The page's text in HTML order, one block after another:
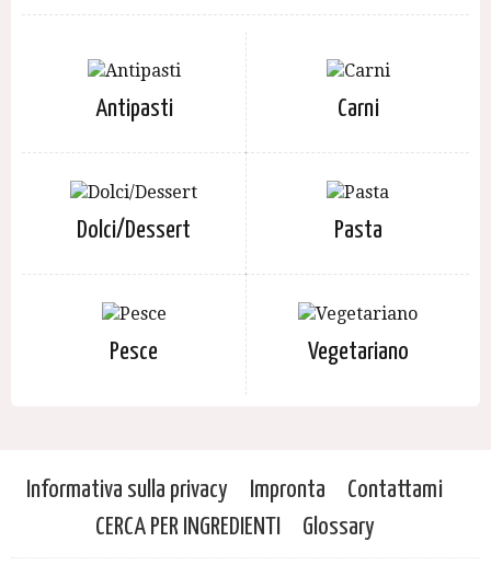
Antipasti Carni
Dolci/Dessert Pasta
Pesce Vegetariano
Informativa sulla privacy Impronta
Contattami
CERCA PER INGREDIENTI
Glossary